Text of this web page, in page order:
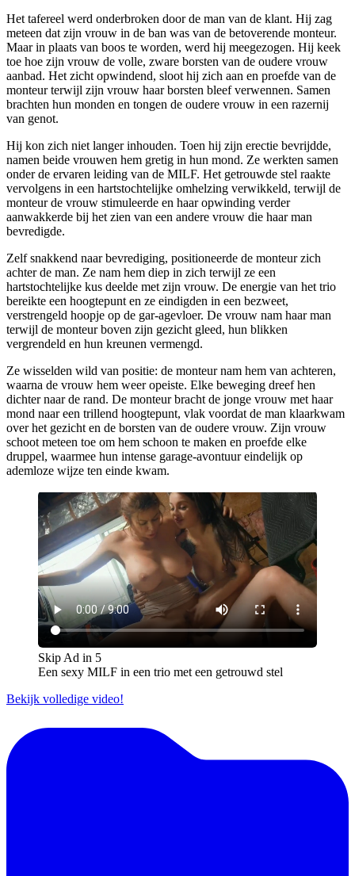
Het tafereel werd onderbroken door de man van de klant. Hij zag
meteen dat zijn vrouw in de ban was van de betoverende monteur.
Maar in plaats van boos te worden, werd hij meegezogen. Hij keek
toe hoe zijn vrouw de volle, zware borsten van de oudere vrouw
aanbad. Het zicht opwindend, sloot hij zich aan en proefde van de
monteur terwijl zijn vrouw haar borsten bleef verwennen. Samen
brachten hun monden en tongen de oudere vrouw in een razernij
van genot.
Hij kon zich niet langer inhouden. Toen hij zijn erectie bevrijdde,
namen beide vrouwen hem gretig in hun mond. Ze werkten samen
onder de ervaren leiding van de MILF. Het getrouwde stel raakte
vervolgens in een hartstochtelijke omhelzing verwikkeld, terwijl de
monteur de vrouw stimuleerde en haar opwinding verder
aanwakkerde bij het zien van een andere vrouw die haar man
bevredigde.
Zelf snakkend naar bevrediging, positioneerde de monteur zich
achter de man. Ze nam hem diep in zich terwijl ze een
hartstochtelijke kus deelde met zijn vrouw. De energie van het trio
bereikte een hoogtepunt en ze eindigden in een bezweet,
verstrengeld hoopje op de gar-agevloer. De vrouw nam haar man
terwijl de monteur boven zijn gezicht gleed, hun blikken
vergrendeld en hun kreunen vermengd.
Ze wisselden wild van positie: de monteur nam hem van achteren,
waarna de vrouw hem weer opeiste. Elke beweging dreef hen
dichter naar de rand. De monteur bracht de jonge vrouw met haar
mond naar een trillend hoogtepunt, vlak voordat de man klaarkwam
over het gezicht en de borsten van de oudere vrouw. Zijn vrouw
schoot meteen toe om hem schoon te maken en proefde elke
druppel, waarmee hun intense garage-avontuur eindelijk op
ademloze wijze ten einde kwam.
Skip Ad in 5
Een sexy MILF in een trio met een getrouwd stel
Bekijk volledige video!